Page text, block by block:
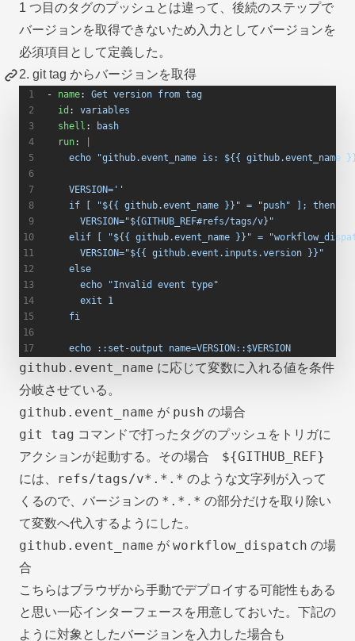
1 つ目のタグのプッシュとは違って、後続のステップで
バージョンを取得できないため入力としてバージョンを
必須項目として定義した。
2. git tag からバージョンを取得
- name: Get version from tag
  id
: variables
  shell
:
bash
  run
:
echo "github.event_name is: ${{ github.event_name
    VERSION=''
    if [ "${{ github.event_name }}" = "push" ]; then
      VERSION="${GITHUB_REF#refs/tags/v}"
elif [ "${{ github.event_name }}" =
      VERSION="${{ github.event.inputs.version }}"
    else
      echo "Invalid event type"
      exit 1
    fi
    echo ::set-output name=VERSION::$VERSION
github.event_name に応じて変数に入れる値を条件
分岐させている。
github.event_name が push の場合
git tag コマンドで打ったタグのプッシュをトリガに
アクションが起動する。その場合 ${GITHUB_REF}
には、 refs/tags/v*.*.* のような文字列が入って
くるので、バージョンの *.*.* の部分だけを取り除い
て変数へ代入するようにした。
github.event_name が workflow_dispatch の場
合
こちらはブラウザから手動でデプロイする可能性もある
と思い一応インターフェースを用意しておいた。下記の
ように対象としたバージョンを入力した場合も